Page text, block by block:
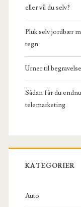
eller vil du selv?
Pluk selv jordbær
tegn
Urner til
Sådan får du
telemarketing
KATEGORIER
Auto